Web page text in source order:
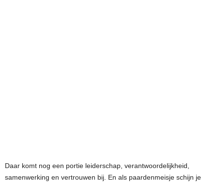
Daar komt nog een portie leiderschap, verantwoordelijkheid,
samenwerking en vertrouwen bij. En als paardenmeisje schijn je